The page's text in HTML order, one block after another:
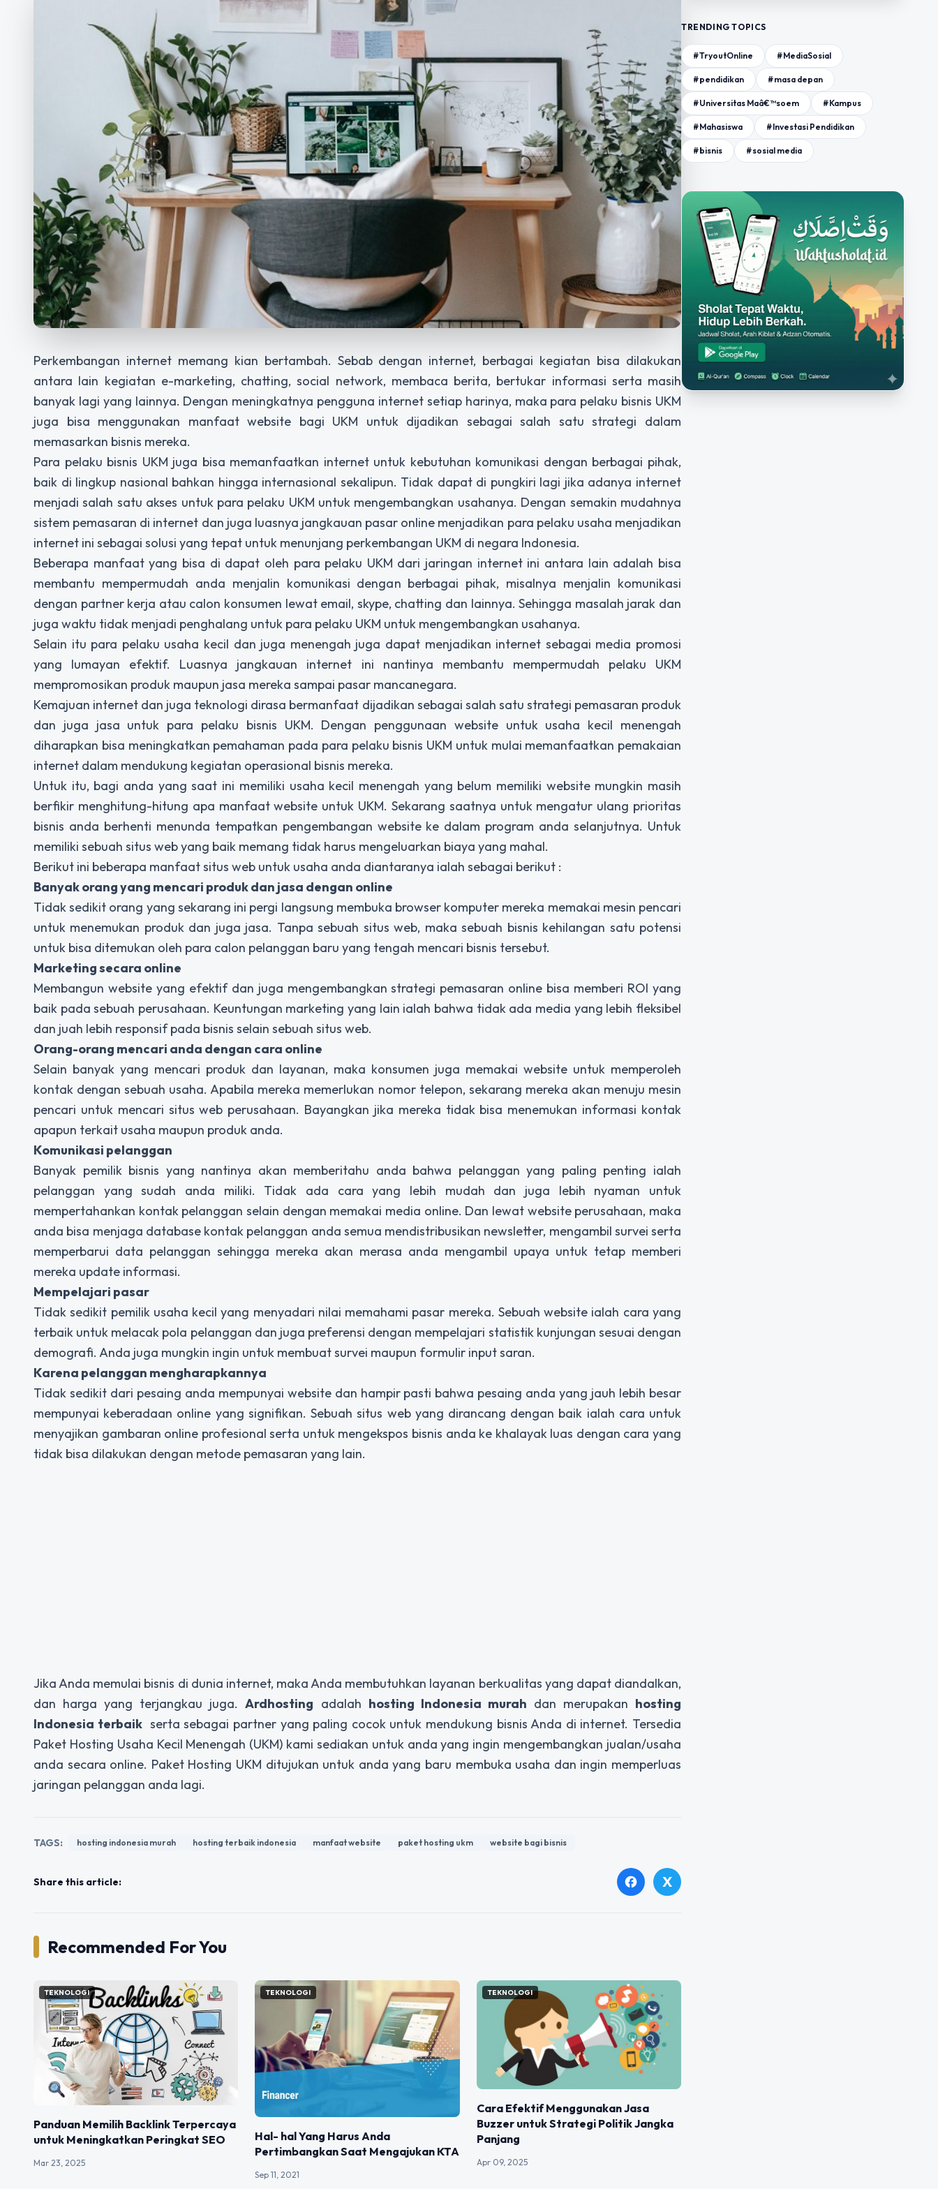
Perkembangan internet memang kian bertambah. Sebab dengan internet, berbagai kegiatan bisa dilakukan
antara lain kegiatan e-marketing, chatting, social network, membaca berita, bertukar informasi serta masih
banyak lagi yang lainnya. Dengan meningkatnya pengguna internet setiap harinya, maka para pelaku bisnis UKM
juga bisa menggunakan manfaat website bagi UKM untuk dijadikan sebagai salah satu strategi dalam
memasarkan bisnis mereka.
Para pelaku bisnis UKM juga bisa memanfaatkan internet untuk kebutuhan komunikasi dengan berbagai pihak,
baik di lingkup nasional bahkan hingga internasional sekalipun. Tidak dapat di pungkiri lagi jika adanya internet
menjadi salah satu akses untuk para pelaku UKM untuk mengembangkan usahanya. Dengan semakin mudahnya
sistem pemasaran di internet dan juga luasnya jangkauan pasar online menjadikan para pelaku usaha menjadikan
internet ini sebagai solusi yang tepat untuk menunjang perkembangan UKM di negara Indonesia.
Beberapa manfaat yang bisa di dapat oleh para pelaku UKM dari jaringan internet ini antara lain adalah bisa
membantu mempermudah anda menjalin komunikasi dengan berbagai pihak, misalnya menjalin komunikasi
dengan partner kerja atau calon konsumen lewat email, skype, chatting dan lainnya. Sehingga masalah jarak dan
juga waktu tidak menjadi penghalang untuk para pelaku UKM untuk mengembangkan usahanya.
Selain itu para pelaku usaha kecil dan juga menengah juga dapat menjadikan internet sebagai media promosi
yang lumayan efektif. Luasnya jangkauan internet ini nantinya membantu mempermudah pelaku UKM
mempromosikan produk maupun jasa mereka sampai pasar mancanegara.
Kemajuan internet dan juga teknologi dirasa bermanfaat dijadikan sebagai salah satu strategi pemasaran produk
dan juga jasa untuk para pelaku bisnis UKM. Dengan penggunaan website untuk usaha kecil menengah
diharapkan bisa meningkatkan pemahaman pada para pelaku bisnis UKM untuk mulai memanfaatkan pemakaian
internet dalam mendukung kegiatan operasional bisnis mereka.
Untuk itu, bagi anda yang saat ini memiliki usaha kecil menengah yang belum memiliki website mungkin masih
berfikir menghitung-hitung apa manfaat website untuk UKM. Sekarang saatnya untuk mengatur ulang prioritas
bisnis anda berhenti menunda tempatkan pengembangan website ke dalam program anda selanjutnya. Untuk
memiliki sebuah situs web yang baik memang tidak harus mengeluarkan biaya yang mahal.
Berikut ini beberapa manfaat situs web untuk usaha anda diantaranya ialah sebagai berikut :
Banyak orang yang mencari produk dan jasa dengan online
Tidak sedikit orang yang sekarang ini pergi langsung membuka browser komputer mereka memakai mesin pencari
untuk menemukan produk dan juga jasa. Tanpa sebuah situs web, maka sebuah bisnis kehilangan satu potensi
untuk bisa ditemukan oleh para calon pelanggan baru yang tengah mencari bisnis tersebut.
Marketing secara online
Membangun website yang efektif dan juga mengembangkan strategi pemasaran online bisa memberi ROI yang
baik pada sebuah perusahaan. Keuntungan marketing yang lain ialah bahwa tidak ada media yang lebih fleksibel
dan juah lebih responsif pada bisnis selain sebuah situs web.
Orang-orang mencari anda dengan cara online
Selain banyak yang mencari produk dan layanan, maka konsumen juga memakai website untuk memperoleh
kontak dengan sebuah usaha. Apabila mereka memerlukan nomor telepon, sekarang mereka akan menuju mesin
pencari untuk mencari situs web perusahaan. Bayangkan jika mereka tidak bisa menemukan informasi kontak
apapun terkait usaha maupun produk anda.
Komunikasi pelanggan
Banyak pemilik bisnis yang nantinya akan memberitahu anda bahwa pelanggan yang paling penting ialah
pelanggan yang sudah anda miliki. Tidak ada cara yang lebih mudah dan juga lebih nyaman untuk
mempertahankan kontak pelanggan selain dengan memakai media online. Dan lewat website perusahaan, maka
anda bisa menjaga database kontak pelanggan anda semua mendistribusikan newsletter, mengambil survei serta
memperbarui data pelanggan sehingga mereka akan merasa anda mengambil upaya untuk tetap memberi
mereka update informasi.
Mempelajari pasar
Tidak sedikit pemilik usaha kecil yang menyadari nilai memahami pasar mereka. Sebuah website ialah cara yang
terbaik untuk melacak pola pelanggan dan juga preferensi dengan mempelajari statistik kunjungan sesuai dengan
demografi. Anda juga mungkin ingin untuk membuat survei maupun formulir input saran.
Karena pelanggan mengharapkannya
Tidak sedikit dari pesaing anda mempunyai website dan hampir pasti bahwa pesaing anda yang jauh lebih besar
mempunyai keberadaan online yang signifikan. Sebuah situs web yang dirancang dengan baik ialah cara untuk
menyajikan gambaran online profesional serta untuk mengekspos bisnis anda ke khalayak luas dengan cara yang
tidak bisa dilakukan dengan metode pemasaran yang lain.
Jika Anda memulai bisnis di dunia internet, maka Anda membutuhkan layanan berkualitas yang dapat diandalkan,
dan harga yang terjangkau juga.Ardhosting adalah hosting Indonesia murah dan merupakan hosting
Indonesia terbaikserta sebagai partner yang paling cocok untuk mendukung bisnis Anda di internet. Tersedia
Paket Hosting Usaha Kecil Menengah (UKM) kami sediakan untuk anda yang ingin mengembangkan jualan/usaha
anda secara online. Paket Hosting UKM ditujukan untuk anda yang baru membuka usaha dan ingin memperluas
jaringan pelanggan anda lagi.
TAGS: hosting indonesia murah hosting terbaik indonesia manfaat website paket hosting ukm website bagi bisnis
Share this article: facebook X
Recommended For You
TEKNOLOGI
Panduan Memilih Backlink Terpercaya
untuk Meningkatkan Peringkat SEO
Mar 23, 2025
TEKNOLOGI
Hal- hal Yang Harus Anda
Pertimbangkan Saat Mengajukan KTA
Sep 11, 2021
TEKNOLOGI
Cara Efektif Menggunakan Jasa
Buzzer untuk Strategi Politik Jangka
Panjang
Apr 09, 2025
TRENDING TOPICS
#TryoutOnline #MediaSosial
#pendidikan #masa depan
#Universitas Maâ€™soem #Kampus
#Mahasiswa #Investasi Pendidikan
#bisnis #sosial media